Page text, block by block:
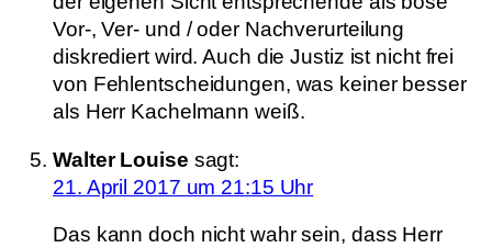
Vor-, Ver- und / oder Nachverurteilung
diskrediert wird. Auch die Justiz ist nicht frei
von Fehlentscheidungen, was keiner besser
als Herr Kachelmann weiß.
Walter Louise sagt:
21. April 2017 um 21:15 Uhr
Das kann doch nicht wahr sein, dass Herr